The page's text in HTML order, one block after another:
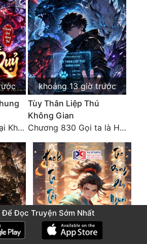
Chương 180: Gặp lại Khiên Nguyên Phượng
khoảng 13 giờ trước
Tùy Thân Liệp Thú
Không Gian
Chương 830 Gọi ta là Hòa Sa
Để Đọc Truyện Sớm Nhất